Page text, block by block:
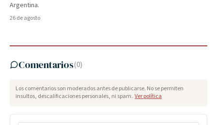
Argentina.
26 de agosto
Comentarios(0)
Los comentarios son moderados antes de publicarse. No se permiten
insultos, descalificaciones personales, ni spam. Ver política